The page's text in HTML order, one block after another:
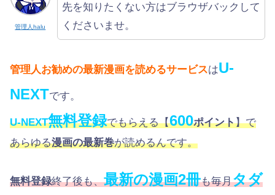
管理人halu
先を知りたくない方はブラウザバックして
くださいませ。
管理人お勧めの最新漫画を読めるサービスはU-
NEXTです。
U-NEXT無料登録でもらえる【600ポイント】で
あらゆる漫画の最新巻が読めるんです。
無料登録終了後も、最新の漫画2冊も毎月タダ